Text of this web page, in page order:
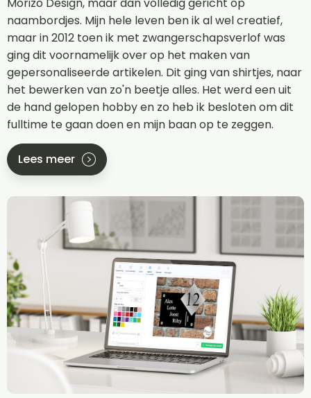
naambordjes. Mijn hele leven ben ik al wel creatief,
maar in 2012 toen ik met zwangerschapsverlof was
ging dit voornamelijk over op het maken van
gepersonaliseerde artikelen. Dit ging van shirtjes, naar
het bewerken van zo'n beetje alles. Het werd een uit
de hand gelopen hobby en zo heb ik besloten om dit
fulltime te gaan doen en mijn baan op te zeggen.
Lees meer